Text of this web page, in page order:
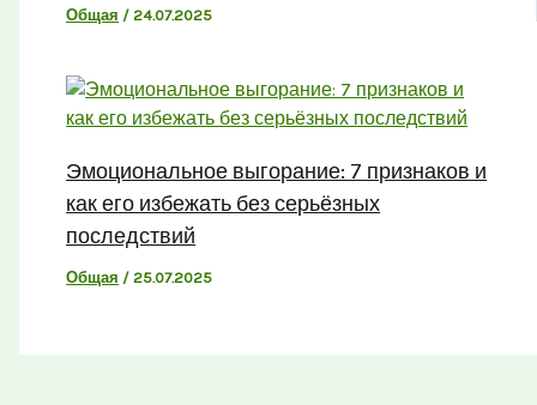
Общая / 24.07.2025
Эмоциональное выгорание: 7 признаков и
как его избежать без серьёзных
последствий
Общая / 25.07.2025